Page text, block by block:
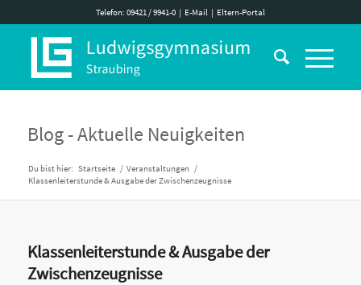
Telefon: 09421 / 9941-0| E-Mail| Eltern-Portal
Blog - Aktuelle Neuigkeiten
Du bist hier: Startseite / Veranstaltungen /
Klassenleiterstunde & Ausgabe der Zwischenzeugnisse
Klassenleiterstunde & Ausgabe der
Zwischenzeugnisse